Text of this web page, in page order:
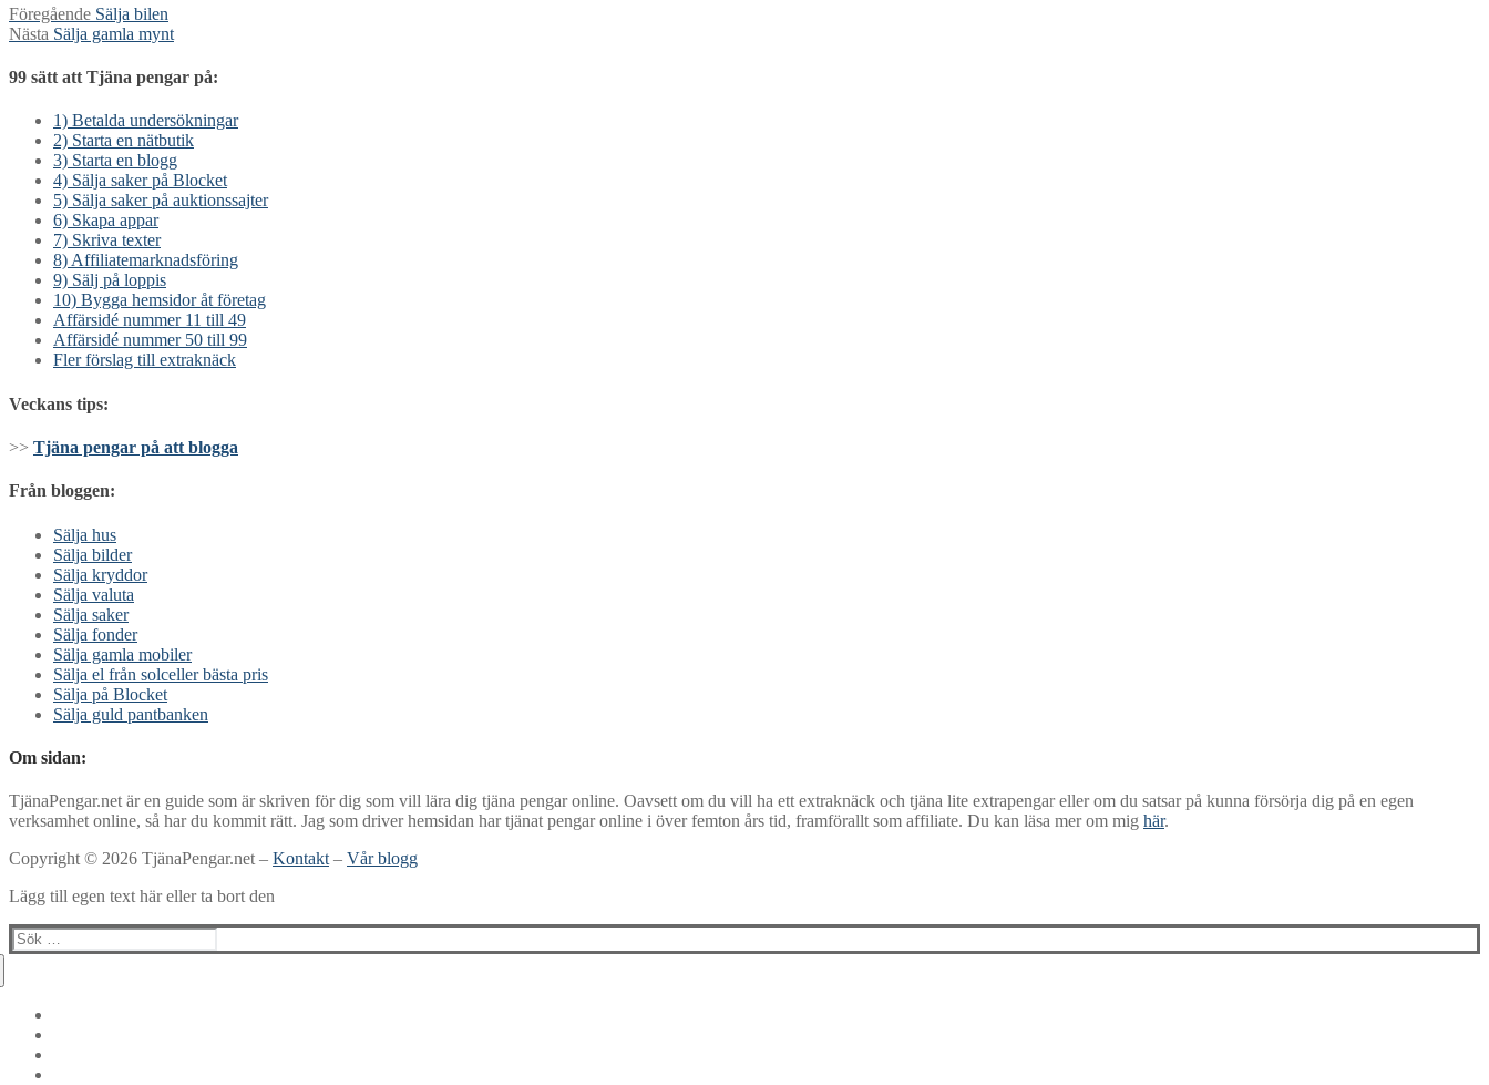
Inläggsnavigering
Föregående Föregående
inlägg:
Sälja bilen
Nästa Nästa
Sälja gamla mynt
99 sätt att Tjäna pengar på:
1) Betalda undersökningar
2) Starta en nätbutik
3) Starta en blogg
4) Sälja saker på Blocket
5) Sälja saker på auktionssajter
6) Skapa appar
7) Skriva texter
8) Affiliatemarknadsföring
9) Sälj på loppis
10) Bygga hemsidor åt företag
Affärsidé nummer 11 till 49
Affärsidé nummer 50 till 99
Fler förslag till extraknäck
Veckans tips:
>> Tjäna pengar på att blogga
Från bloggen:
Sälja hus
Sälja bilder
Sälja kryddor
Sälja valuta
Sälja saker
Sälja fonder
Sälja gamla mobiler
Sälja el från solceller bästa pris
Sälja på Blocket
Sälja guld pantbanken
Om sidan:
TjänaPengar.net är en guide som är skriven för dig som vill lära dig tjäna pengar online. Oavsett om du vill ha ett extraknäck och tjäna lite extrapengar eller om du satsar på kunna försörja dig på en egen
verksamhet online, så har du kommit rätt. Jag som driver hemsidan har tjänat pengar online i över femton års tid, framförallt som affiliate. Du kan läsa mer om mig här.
Copyright © 2026 TjänaPengar.net – Kontakt – Vår blogg
Lägg till egen text här eller ta bort den
Sök: